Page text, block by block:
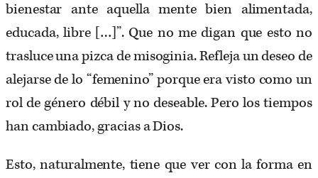
bienestar ante aquella mente bien alimentada,
educada, libre […]”. Que no me digan que esto no
trasluce una pizca de misoginia. Refleja un deseo de
alejarse de lo “femenino” porque era visto como un
rol de género débil y no deseable. Pero los tiempos
han cambiado, gracias a Dios.
Esto, naturalmente, tiene que ver con la forma en